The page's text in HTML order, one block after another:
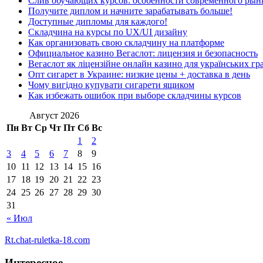
Получите диплом и начните зарабатывать больше!
Доступные дипломы для каждого!
Складчина на курсы по UX/UI дизайну
Как организовать свою складчину на платформе
Официальное казино Вегаслот: лицензия и безопасность
Вегаслот як ліцензійне онлайн казино для українських
Опт сигарет в Украине: низкие цены + доставка в день
Чому вигідно купувати сигарети ящиком
Как избежать ошибок при выборе складчины курсов
Август 2026
Пн Вт Ср Чт Пт Сб Вс
« Июл
1
2
3
4 5 6 7 8
9
10 11 12 13 14 15 16
17 18 19 20 21 22 23
24 25 26 27 28 29 30
31
Rt.chat-ruletka-18.com